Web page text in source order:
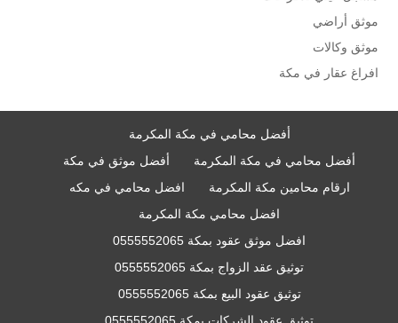
موثق أراضي
موثق وكالات
افراغ عقار في مكة
أفضل محامي في مكة المكرمة
أفضل محامي في مكة المكرمة
أفضل موثق في مكة
ارقام محامين مكة المكرمة
افضل محامي في مكه
افضل محامي مكة المكرمة
افضل موثق عقود بمكة 0555552065
توثيق عقد الزواج بمكة 0555552065
توثيق عقود البيع بمكة 0555552065